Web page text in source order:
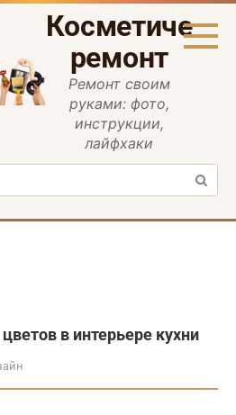
ремонт
Ремонт своим
руками: фото,
инструкции,
лайфхаки
в интерьере кухни